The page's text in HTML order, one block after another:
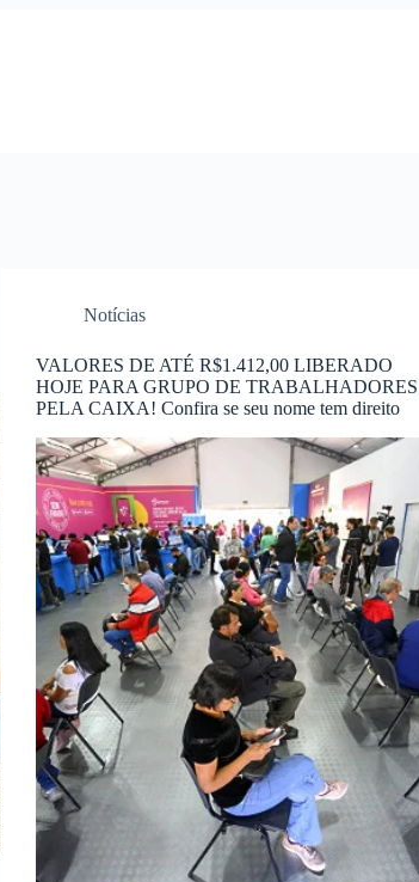
Notícias
VALORES DE ATÉ R$1.412,00 LIBERADO
HOJE PARA GRUPO DE TRABALHADORES
PELA CAIXA! Confira se seu nome tem direito